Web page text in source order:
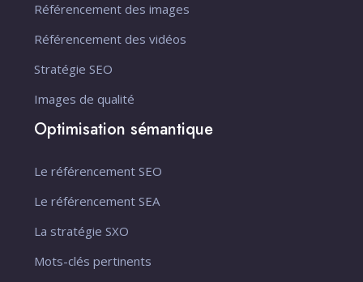
Référencement des images
Référencement des vidéos
Stratégie SEO
Images de qualité
Optimisation sémantique
Le référencement SEO
Le référencement SEA
La stratégie SXO
Mots-clés pertinents